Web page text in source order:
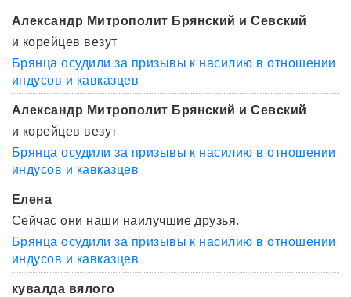
Александр Митрополит Брянский и Севский
и корейцев везут
Брянца осудили за призывы к насилию в отношении
индусов и кавказцев
Александр Митрополит Брянский и Севский
и корейцев везут
Брянца осудили за призывы к насилию в отношении
индусов и кавказцев
Елена
Сейчас они наши наилучшие друзья.
Брянца осудили за призывы к насилию в отношении
индусов и кавказцев
кувалда вялого